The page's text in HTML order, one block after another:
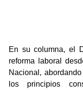
En su columna, el
reforma laboral
Nacional,
los principios